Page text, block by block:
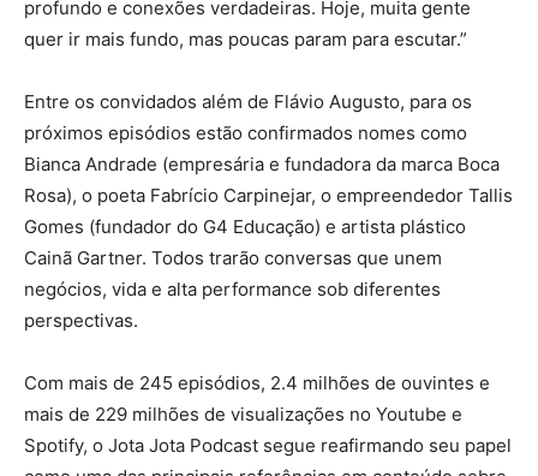
profundo e conexões verdadeiras. Hoje, muita gente
quer ir mais fundo, mas poucas param para escutar.”
Entre os convidados além de Flávio Augusto, para os
próximos episódios estão confirmados nomes como
Bianca Andrade (empresária e fundadora da marca Boca
Rosa), o poeta Fabrício Carpinejar, o empreendedor Tallis
Gomes (fundador do G4 Educação) e artista plástico
Cainã Gartner. Todos trarão conversas que unem
negócios, vida e alta performance sob diferentes
perspectivas.
Com mais de 245 episódios, 2.4 milhões de ouvintes e
mais de 229 milhões de visualizações no Youtube e
Spotify, o Jota Jota Podcast segue reafirmando seu papel